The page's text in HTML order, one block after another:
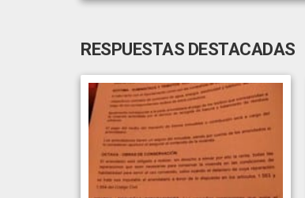
RESPUESTAS DESTACADAS